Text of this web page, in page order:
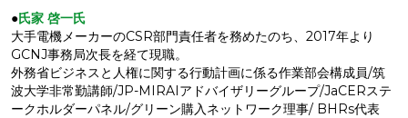
●氏家 啓一氏
大手電機メーカーのCSR部門責任者を務めたのち、2017年より
GCNJ事務局次長を経て現職。
外務省ビジネスと人権に関する行動計画に係る作業部会構成員/筑
波大学非常勤講師/JP-MIRAIアドバイザリーグループ/JaCERステ
ークホルダーパネル/グリーン購入ネットワーク理事/ BHRs代表